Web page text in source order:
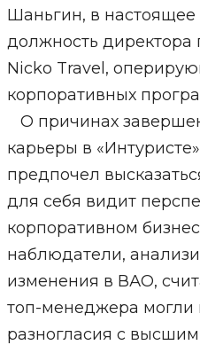
Шаньгин, в
должность директора
Nicko Travel,
корпоративных
О причинах
карьеры в
предпочел
для себя видит
корпоративном
наблюдатели,
изменения в ВАО,
топ-менеджера могли
разногласия с